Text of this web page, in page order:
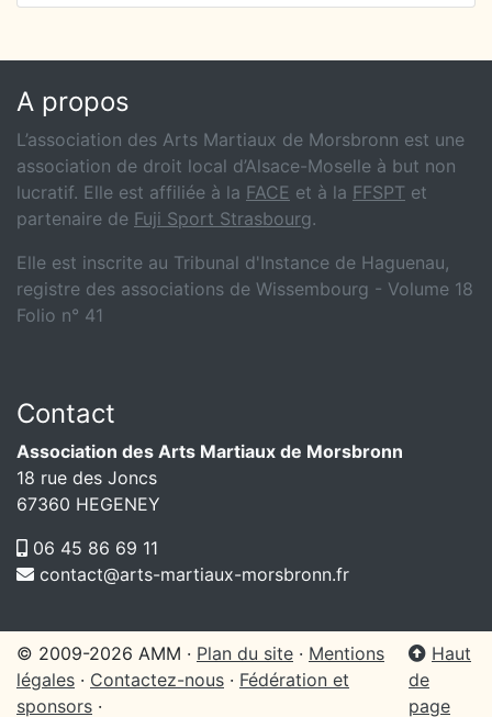
A propos
L’association des Arts Martiaux de Morsbronn est une
association de droit local d’Alsace-Moselle à but non
lucratif. Elle est affiliée à la FACE et à la FFSPT et
partenaire de Fuji Sport Strasbourg.
Elle est inscrite au Tribunal d'Instance de Haguenau,
registre des associations de Wissembourg - Volume 18
Folio n° 41
Contact
Association des Arts Martiaux de Morsbronn
18 rue des Joncs
67360 HEGENEY
06 45 86 69 11
contact@arts-martiaux-morsbronn.fr
© 2009-2026 AMM · Plan du site · Mentions
légales · Contactez-nous · Fédération et
sponsors ·
Haut
de
page